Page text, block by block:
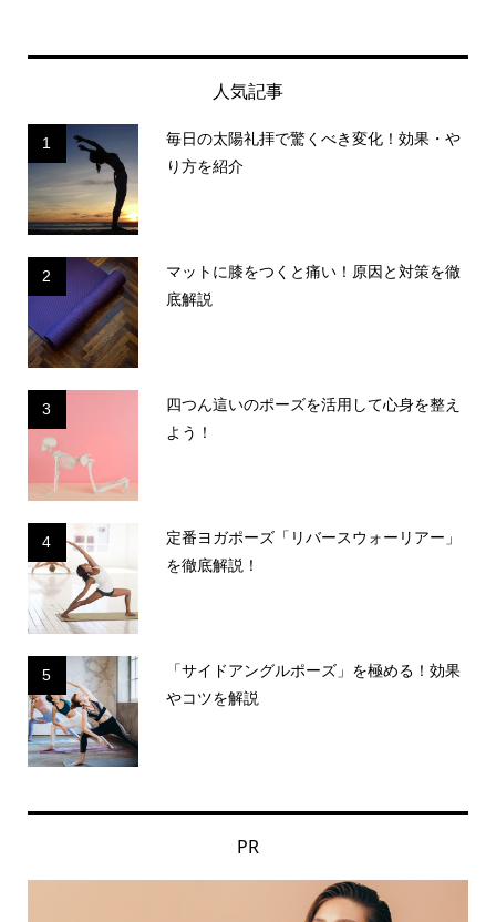
人気記事
1
毎日の太陽礼拝で驚くべき変化！効果・や
り方を紹介
2
マットに膝をつくと痛い！原因と対策を徹
底解説
3
四つん這いのポーズを活用して心身を整え
よう！
4
定番ヨガポーズ「リバースウォーリアー」
を徹底解説！
5
「サイドアングルポーズ」を極める！効果
やコツを解説
PR